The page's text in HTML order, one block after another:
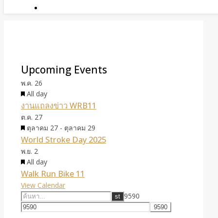
Upcoming Events
พ.ค. 26
Featured
All day
งานแถลงข่าว WRB11
ต.ค. 27
Featured
ตุลาคม 27 - ตุลาคม 29
World Stroke Day 2025
พ.ย. 2
Featured
All day
Walk Run Bike 11
View Calendar
9590